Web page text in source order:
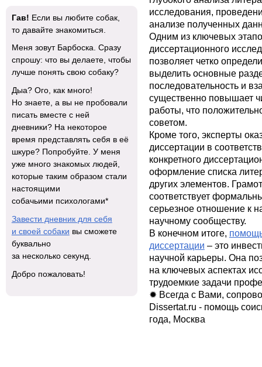
исследования,
анализе полученных
Одним из ключевых
диссертационного
позволяет четко
выделить основные
последовательность и
существенно повышает
работы, что
советом.
Кроме того, эксперты
диссертации в
конкретного
оформление списка
других элементов.
соответствует
серьезное отношение к
научному сообществу.
В конечном итоге,
диссертации – это
научной карьеры. Она
на ключевых аспектах
трудоемкие задачи
✹ Всегда с Вами,
Dissertat.ru - помощь
года, Москва
Гав! Если вы любите собак,
то давайте знакомиться.
Меня зовут Барбоска. Сразу
спрошу: что вы делаете, чтобы
лучше понять свою собаку?
Дыа? Ого, как много!
Но знаете, а вы не пробовали
писать вместе с ней
дневники? На некоторое
время представлять себя в её
шкуре? Попробуйте. У меня
уже много знакомых людей,
которые таким образом стали
настоящими
собачьими психологами*
Завести дневник для себя
и своей собаки вы сможете
буквально
за несколько секунд.
Добро пожаловать!